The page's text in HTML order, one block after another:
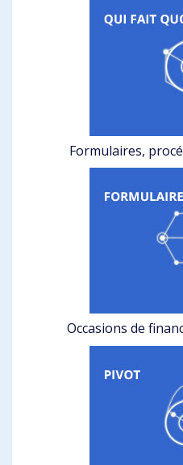
Formulaires,
Occasions de